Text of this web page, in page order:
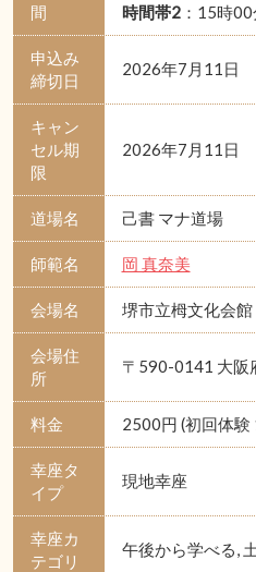
間
時間帯2：15時00
申込み
締切日
2026年7月11日
キャン
セル期
限
2026年7月11日
道場名 己書 マナ道場
師範名 岡 真奈美
会場名 堺市立栂文化会
会場住
所
〒590-0141 大阪
料金 2500円 (初回体験
幸座タ
イプ
現地幸座
幸座カ
テゴリ
午後から学べる,